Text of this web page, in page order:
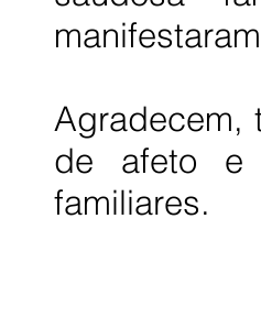
Agradecem,
de afeto e
familiares.